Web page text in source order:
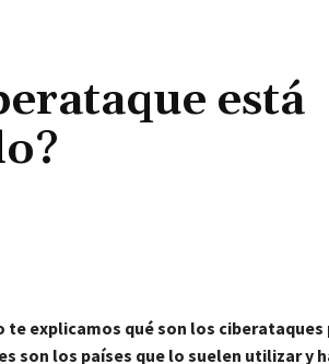
está
te explicamos qué son los
son los países que lo suelen utilizar y